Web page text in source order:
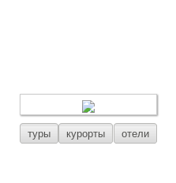
туры курорты отели